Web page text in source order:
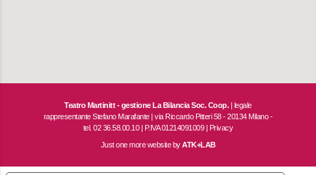
Teatro Martinitt - gestione La Bilancia Soc. Coop.| legale
rappresentante Stefano Marafante | via Riccardo Pitteri 58 - 20134 Milano -
tel. 02 36.58.00.10 | P.IVA 01214091009 | Privacy
Just one more website byATK+LAB